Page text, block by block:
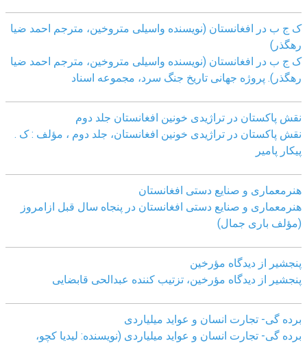
ک ج ب در افغانستان (نویسنده واسیلی متروخین، مترجم احمد ضیا
رهگذر)
ک ج ب در افغانستان (نویسنده واسیلی متروخین، مترجم احمد ضیا
رهگذر). پروژه جهانی تاریخ جنگ سرد، مجموعه اسناد
نقش پاکستان در تراژیدی خونین افغانستان جلد دوم
نقش پاکستان در تراژیدی خونین افغانستان، جلد دوم ، مؤلف : ک .
پیکار پامیر
هنرمعماری و صنایع دستی افغانستان
هنرمعماری و صنایع دستی افغانستان در پنجاه سال قبل ازامروز
(مؤلف باری جمال)
پنجشیر از دیدگاه مؤرخین
پنجشیر از دیدگاه مؤرخین، تزتیب کننده عبدالحی قابضايی
برده گی- تجارت انسان و عواید میلیاردی
برده گی- تجارت انسان و عواید میلیاردی (نویسنده: لیدیا کچو،